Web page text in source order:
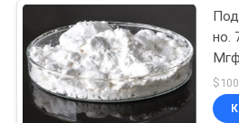
Анодный
углеродный
но.